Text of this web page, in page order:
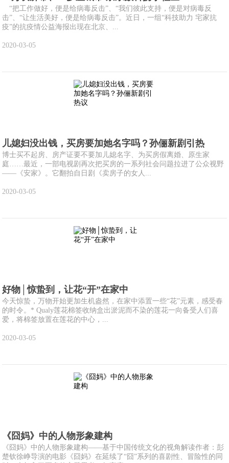
“把工作做好，便是给病毒反击”、“我们彼此支持，便是对病毒反
击”、“让生活美好，便是给病毒反击”。近日，一组“科技助力 宅家抗
疫”的抗疫情公益海报出现在北京、...
2020-03-05
儿媳妇没出钱，买房要加她名字吗？孙俪新剧引热
博士买不起房、房产证要不要加儿媳名字、为买房假离婚、原生家
庭……最近，一部电视剧再次把买房的一系列社会问题拉进了公众视野
——《安家》。它翻拍自日剧《卖房子的女人...
2020-03-05
好物│惊蛰到，让花“开”在家中
今天惊蛰，万物开始更加生机盎然，在家中添置一些“花”元素，感受春
的时令。* Qualy莲花棉签收纳盒出淤泥而不染的莲花一向备受人们喜
爱，将棉签放置在莲花的中心，...
2020-03-05
《囧妈》中的人物形象建构
《囧妈》中的人物形象建构——基于中国传统文化的视角解读作者：彭
楚钦徐峥导演的电影《囧妈》在延续了“囧”系列的喜剧性、冒险性的同